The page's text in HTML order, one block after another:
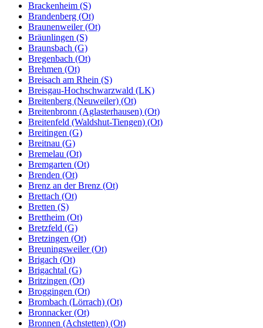
Brackenheim (S)
Brandenberg (Ot)
Braunenweiler (Ot)
Bräunlingen (S)
Braunsbach (G)
Bregenbach (Ot)
Brehmen (Ot)
Breisach am Rhein (S)
Breisgau-Hochschwarzwald (LK)
Breitenberg (Neuweiler) (Ot)
Breitenbronn (Aglasterhausen) (Ot)
Breitenfeld (Waldshut-Tiengen) (Ot)
Breitingen (G)
Breitnau (G)
Bremelau (Ot)
Bremgarten (Ot)
Brenden (Ot)
Brenz an der Brenz (Ot)
Brettach (Ot)
Bretten (S)
Brettheim (Ot)
Bretzfeld (G)
Bretzingen (Ot)
Breuningsweiler (Ot)
Brigach (Ot)
Brigachtal (G)
Britzingen (Ot)
Broggingen (Ot)
Brombach (Lörrach) (Ot)
Bronnacker (Ot)
Bronnen (Achstetten) (Ot)